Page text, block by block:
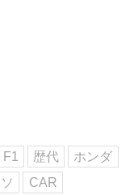
は、14番グリッド
入賞はならず、12
F1 歴代
ホンダ
CAR